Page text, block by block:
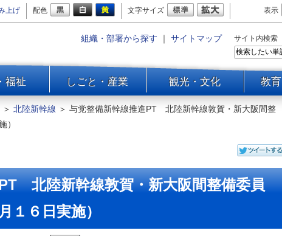
上げ 配色 文字サイズ 表示
組織・部署から探す ｜ サイトマップ サイト内検索
福祉 しごと・産業 観光・文化 教
＞ 北陸新幹線 ＞ 与党整備新幹線推進PT 北陸新幹線敦賀・新大阪間整
）
北陸新幹線敦賀・新大阪間整備委員
１６日実施）